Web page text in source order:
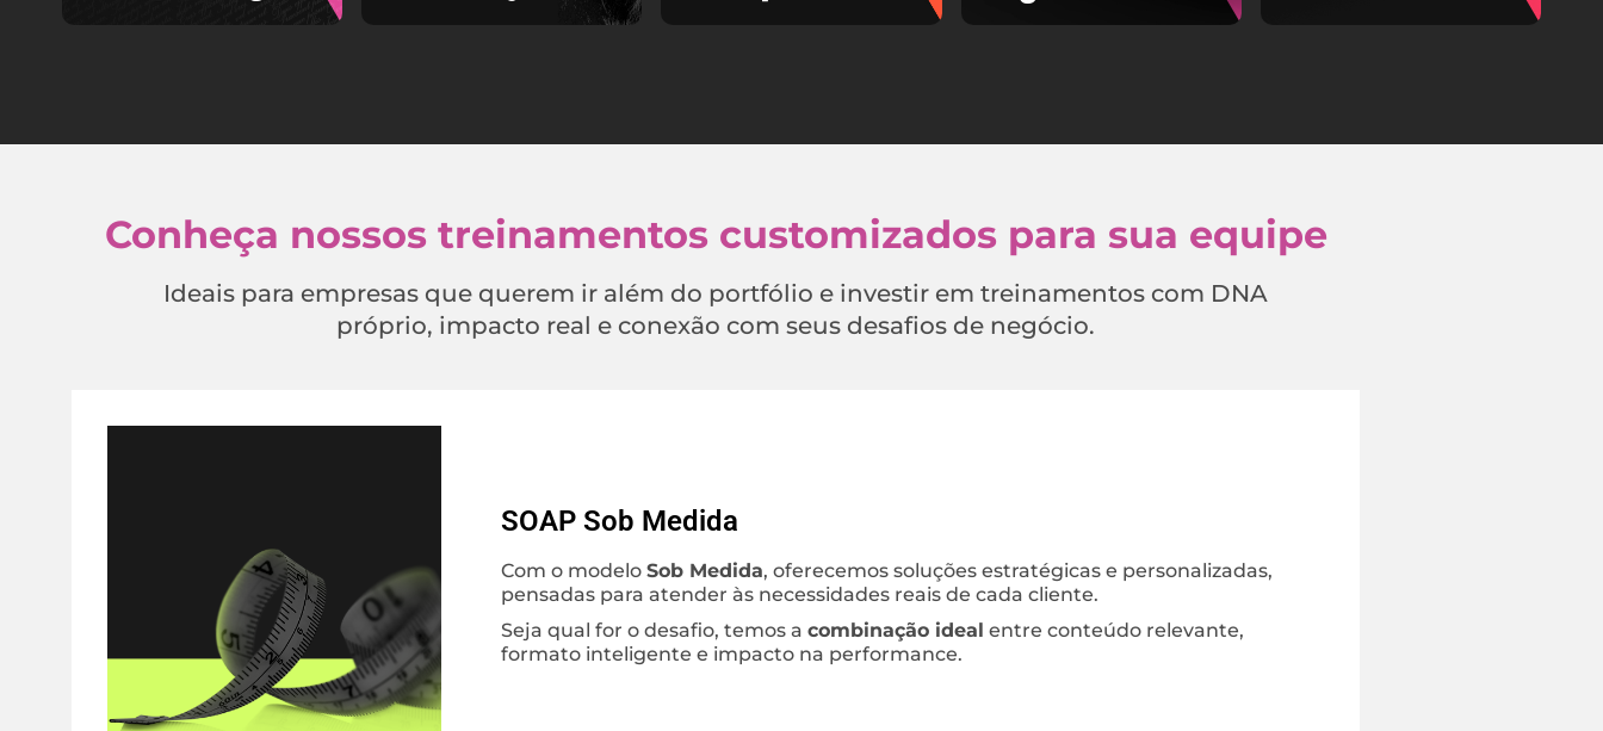
Conheça nossos treinamentos customizados para sua equipe
Ideais para empresas que querem ir além do portfólio e investir em treinamentos com DNA
próprio, impacto real e conexão com seus desafios de negócio.
SOAP Sob Medida
Com o modeloSob Medida, oferecemos soluções estratégicas e personalizadas,
pensadas para atender às necessidades reais de cada cliente.
Seja qual for o desafio, temos acombinação ideal entre conteúdo relevante,
formato inteligente e impacto na performance.